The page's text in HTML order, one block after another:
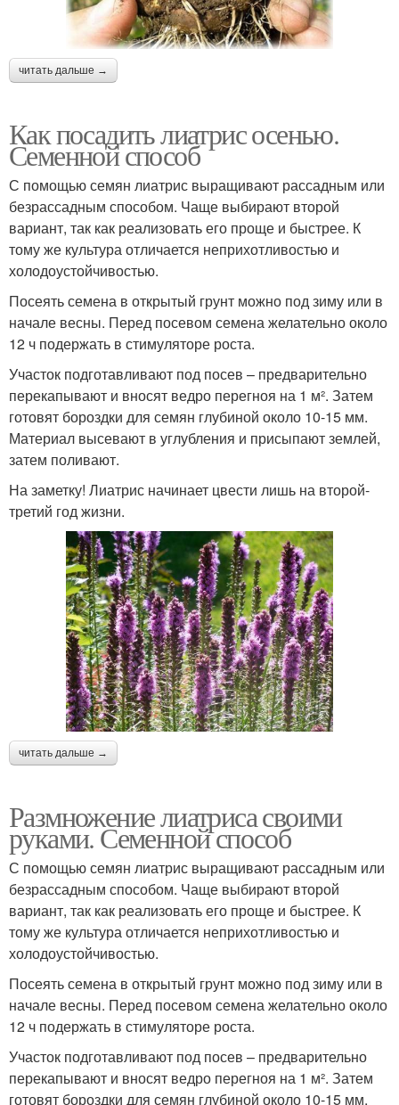
читать дальше →
Как посадить лиатрис осенью.
Семенной способ
С помощью семян лиатрис выращивают рассадным или
безрассадным способом. Чаще выбирают второй
вариант, так как реализовать его проще и быстрее. К
тому же культура отличается неприхотливостью и
холодоустойчивостью.
Посеять семена в открытый грунт можно под зиму или в
начале весны. Перед посевом семена желательно около
12 ч подержать в стимуляторе роста.
Участок подготавливают под посев – предварительно
перекапывают и вносят ведро перегноя на 1 м². Затем
готовят бороздки для семян глубиной около 10-15 мм.
Материал высевают в углубления и присыпают землей,
затем поливают.
На заметку! Лиатрис начинает цвести лишь на второй-
третий год жизни.
читать дальше →
Размножение лиатриса своими
руками. Семенной способ
С помощью семян лиатрис выращивают рассадным или
безрассадным способом. Чаще выбирают второй
вариант, так как реализовать его проще и быстрее. К
тому же культура отличается неприхотливостью и
холодоустойчивостью.
Посеять семена в открытый грунт можно под зиму или в
начале весны. Перед посевом семена желательно около
12 ч подержать в стимуляторе роста.
Участок подготавливают под посев – предварительно
перекапывают и вносят ведро перегноя на 1 м². Затем
готовят бороздки для семян глубиной около 10-15 мм.